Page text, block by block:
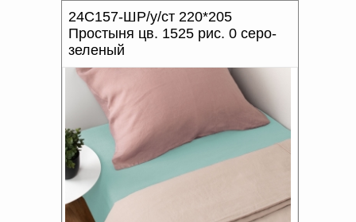
24С157-ШР/у/ст 220*205
Простыня цв. 1525 рис. 0 серо-
зеленый